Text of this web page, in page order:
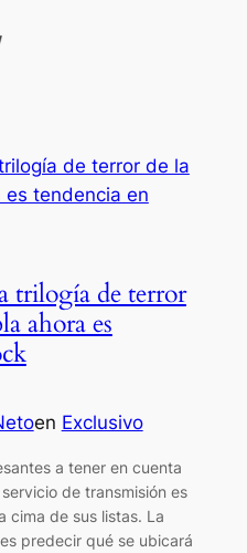
trilogía de terror
ahora es
en Exclusivo
a tener en cuenta
de transmisión es
cima de sus listas. La
predecir qué se ubicará